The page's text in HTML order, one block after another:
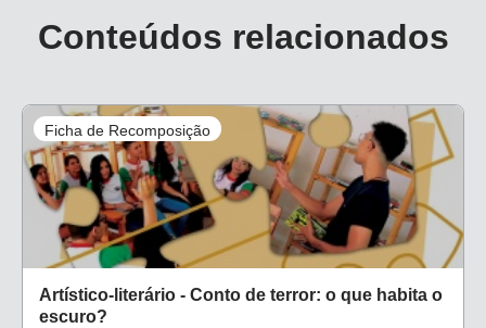
Conteúdos relacionados
Ficha de Recomposição
Artístico-literário - Conto de terror: o que habita o
escuro?